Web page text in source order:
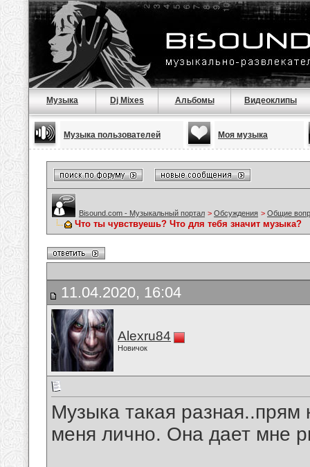
Музыка Dj Mixes Альбомы Видеоклипы
Музыка пользователей Моя музыка
Bisound.com - Музыкальный портал > Обсуждения > Общие
Что ты чувствуешь? Что для тебя значит музыка?
11.04.2020, 16:04
Alexru84
Новичок
Музыка такая
меня лично. Она дает мне